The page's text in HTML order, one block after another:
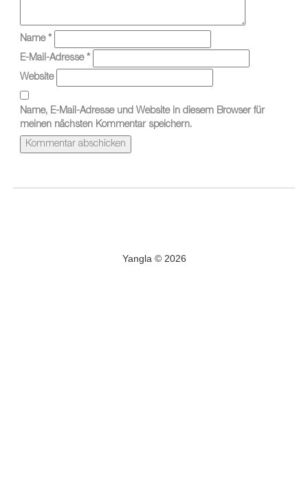
Name *
E-Mail-Adresse *
Website
Name, E-Mail-Adresse und Website in diesem Browser für
meinen nächsten Kommentar speichern.
Yangla © 2026